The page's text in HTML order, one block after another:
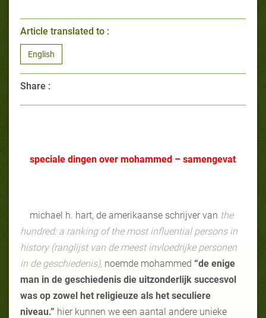
Article translated to :
English
Share :
speciale dingen over mohammed – samengevat
michael h. hart, de amerikaanse schrijver van the
hundred: a ranking of the most influential persons in
history (ranglijst van de meest invloedrijke personen
in de geschiedenis), noemde mohammed “de enige
man in de geschiedenis die uitzonderlijk succesvol
was op zowel het religieuze als het seculiere
niveau.” hier kunnen we een aantal andere unieke